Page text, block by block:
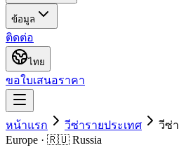
ข้อมูล
ติดต่อ
ไทย
ขอใบเสนอราคา
หน้าแรก วีซ่ารายประเทศ วีซ่า
Europe · 🇷🇺 Russia